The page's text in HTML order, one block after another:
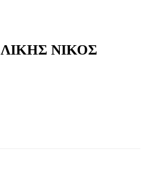
ΝΙΚΟΣ